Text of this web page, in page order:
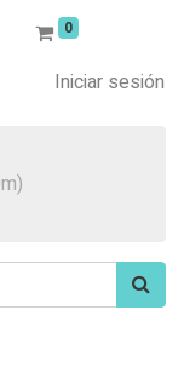
0
Iniciar sesión